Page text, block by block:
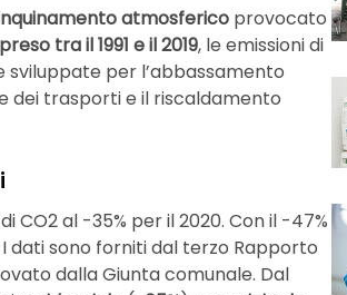
atmosferico provocato
tra il 1991 e il 2019, le emissioni di
sviluppate per l’abbassamento
dei trasporti e il riscaldamento
CO2 al -35% per il 2020. Con il -47%
dati sono forniti dal terzo Rapporto
dalla Giunta comunale. Dal